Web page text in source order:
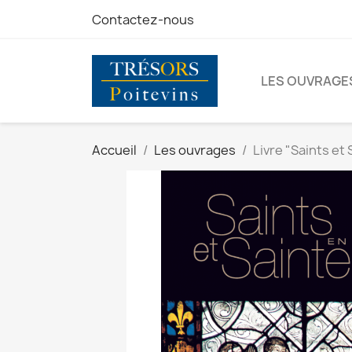
Contactez-nous
LES
Accueil Les ouvrages Livre "Saints et